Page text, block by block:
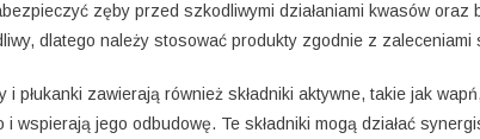
zęby przed szkodliwymi działaniami kwasów oraz
dlatego należy stosować produkty zgodnie z zaleceniami
i płukanki zawierają również składniki aktywne, takie jak
wspierają jego odbudowę. Te składniki mogą działać